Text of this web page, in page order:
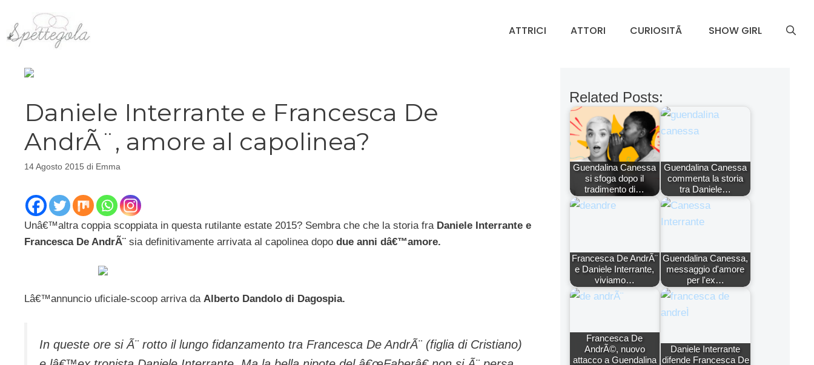
contenuto
ATTRICI ATTORI CURIOSITÃ SHOW GIRL
Daniele Interrante e Francesca De
AndrÃ¨, amore al capolinea?
14 Agosto 2015 di Emma
Unâ€™altra coppia scoppiata in questa rutilante estate 2015? Sembra che che la storia fra Daniele Interrante e
Francesca De AndrÃ¨ sia definitivamente arrivata al capolinea dopo due anni dâ€™amore.
Lâ€™annuncio uficiale-scoop arriva da Alberto Dandolo di Dagospia.
In queste ore si Ã¨ rotto il lungo fidanzamento tra Francesca De AndrÃ¨ (figlia di Cristiano)
Related Posts:
Guendalina Canessa
si sfoga dopo il
tradimento di…
Guendalina Canessa
commenta la storia
tra Daniele…
Francesca De AndrÃ¨
e Daniele Interrante,
viviamo…
Guendalina Canessa,
messaggio d'amore
per l'ex…
Francesca De
AndrÃ©, nuovo
attacco a Guendalina
Daniele Interrante
difende Francesca De